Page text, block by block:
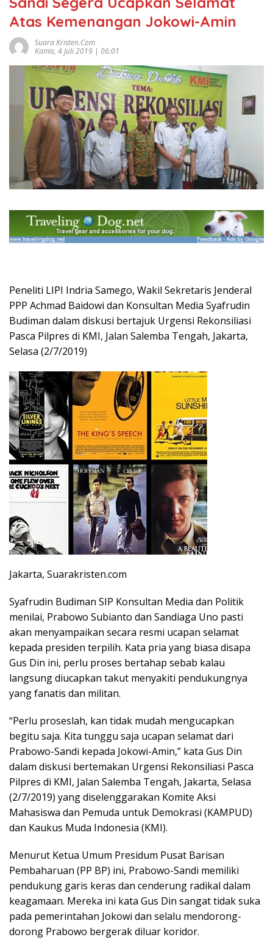
Atas Kemenangan Jokowi-Amin
Suara Kristen.com
Kamis, 4 Juli 2019 | 06:01
Peneliti LIPI Indria Samego, Wakil Sekretaris Jenderal
PPP Achmad Baidowi dan Konsultan Media Syafrudin
Budiman dalam diskusi bertajuk Urgensi Rekonsiliasi
Pasca Pilpres di KMI, Jalan Salemba Tengah, Jakarta,
Selasa (2/7/2019)
Jakarta, Suarakristen.com
Syafrudin Budiman SIP Konsultan Media dan Politik
menilai, Prabowo Subianto dan Sandiaga Uno pasti
akan menyampaikan secara resmi ucapan selamat
kepada presiden terpilih. Kata pria yang biasa disapa
Gus Din ini, perlu proses bertahap sebab kalau
langsung diucapkan takut menyakiti pendukungnya
yang fanatis dan militan.
“Perlu proseslah, kan tidak mudah mengucapkan
begitu saja. Kita tunggu saja ucapan selamat dari
Prabowo-Sandi kepada Jokowi-Amin,” kata Gus Din
dalam diskusi bertemakan Urgensi Rekonsiliasi Pasca
Pilpres di KMI, Jalan Salemba Tengah, Jakarta, Selasa
(2/7/2019) yang diselenggarakan Komite Aksi
Mahasiswa dan Pemuda untuk Demokrasi (KAMPUD)
dan Kaukus Muda Indonesia (KMI).
Menurut Ketua Umum Presidum Pusat Barisan
Pembaharuan (PP BP) ini, Prabowo-Sandi memiliki
pendukung garis keras dan cenderung radikal dalam
keagamaan. Mereka ini kata Gus Din sangat tidak suka
pada pemerintahan Jokowi dan selalu mendorong-
dorong Prabowo bergerak diluar koridor.